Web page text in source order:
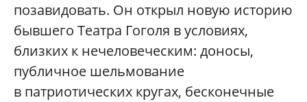
позавидовать. Он открыл новую историю
бывшего Театра Гоголя в условиях,
близких к нечеловеческим: доносы,
публичное шельмование
в патриотических кругах, бесконечные